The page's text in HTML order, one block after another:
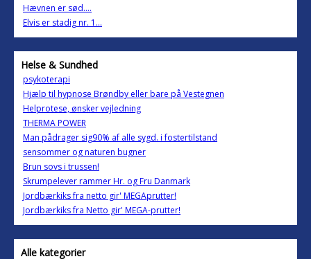
Hævnen er sød....
Elvis er stadig nr. 1...
Helse & Sundhed
psykoterapi
Hjælp til hypnose Brøndby eller bare på Vestegnen
Helprotese, ønsker vejledning
THERMA POWER
Man pådrager sig90% af alle sygd. i fostertilstand
sensommer og naturen bugner
Brun sovs i trussen!
Skrumpelever rammer Hr. og Fru Danmark
Jordbærkiks fra netto gir' MEGAprutter!
Jordbærkiks fra Netto gir' MEGA-prutter!
Alle kategorier